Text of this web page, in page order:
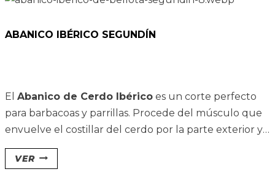
ABANICO IBÉRICO SEGUNDÍN
El Abanico de Cerdo Ibérico es un corte perfecto
para barbacoas y parrillas. Procede del músculo que
envuelve el costillar del cerdo por la parte exterior y
presenta un color rojo oscuro. Debe su nombre a la
forma de la pieza tras ser obtenida.
VER